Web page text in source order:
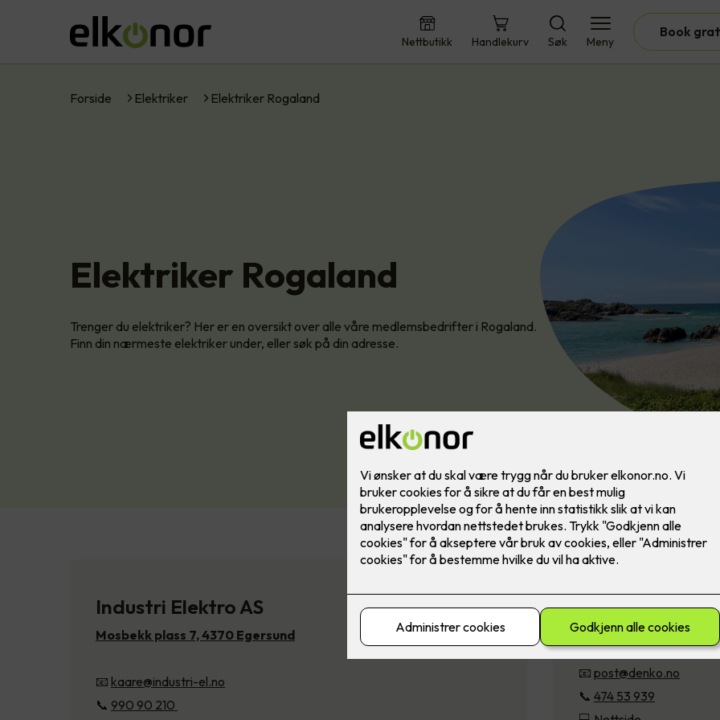
Nettbutikk Handlekurv Søk Meny
Book
Forside Elektriker Elektriker Rogaland
Elektriker Rogaland
Trenger du elektriker? Her er en oversikt over alle våre medlemsbedrifter i Rogaland.
Finn din nærmeste elektriker under, eller søk på din adresse.
Industri Elektro AS
Mosbekk plass 7, 4370 Egersund
📧 kaare@industri-el.no
📞 990 90 210
Denko AS
Fossveien 61, 4373
📧 post@denko.no
📞 474 53 939